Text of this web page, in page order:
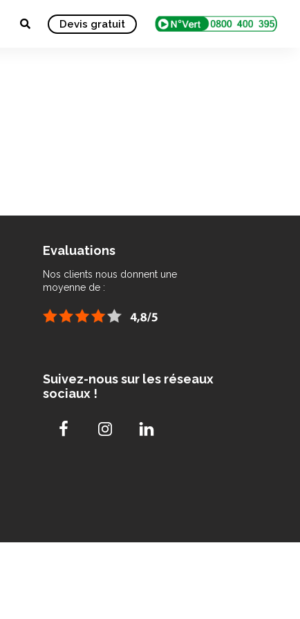
Devis gratuit
Evaluations
Nos clients nous donnent une
moyenne de :
Suivez-nous sur les réseaux
sociaux !